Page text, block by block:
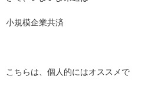
小規模企業共済
こちらは、個人的にはオススメで